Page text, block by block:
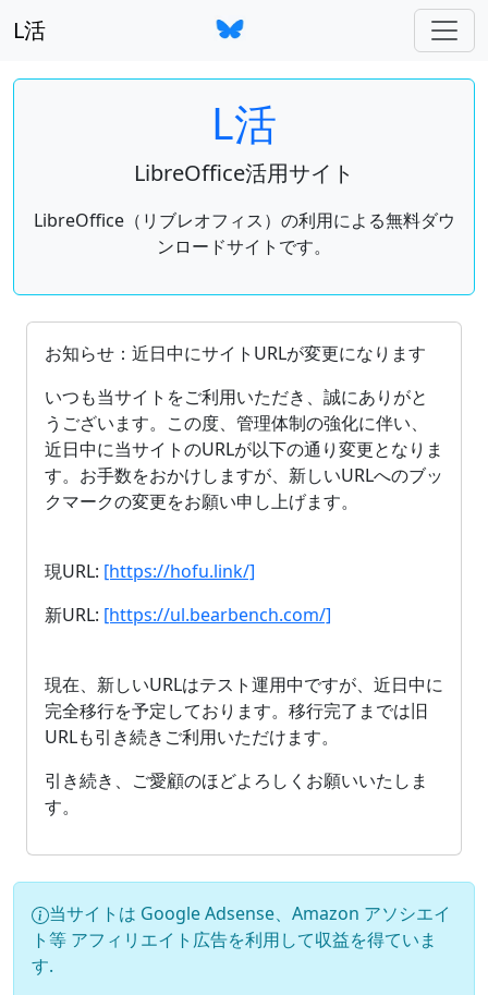
L活
L活
LibreOffice活用サイト
LibreOffice（リブレオフィス）の利用による無料ダウ
ンロードサイトです。
OpenDocument（ODF）をサポートしているオフィス
お知らせ：近日中にサイトURLが変更になります
いつも当サイトをご利用いただき、誠にありがと
うございます。この度、管理体制の強化に伴い、
近日中に当サイトのURLが以下の通り変更となりま
す。お手数をおかけしますが、新しいURLへのブッ
クマークの変更をお願い申し上げます。
現URL: [https://hofu.link/]
新URL: [https://ul.bearbench.com/]
現在、新しいURLはテスト運用中ですが、近日中に
完全移行を予定しております。移行完了までは旧
URLも引き続きご利用いただけます。
引き続き、ご愛顧のほどよろしくお願いいたしま
す。
当サイトは Google Adsense、Amazon アソシエイ
ト等 アフィリエイト広告を利用して収益を得ていま
す.